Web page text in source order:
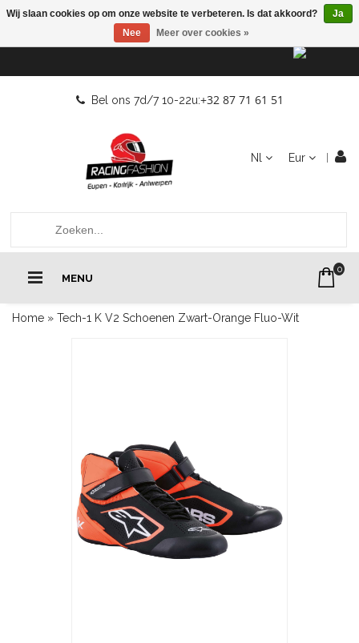
Bel ons 7d/7 10-22u:+32 87 71 61 51
Nl Eur
MENU
0
Home » Tech-1 K V2 Schoenen Zwart-Orange Fluo-Wit
Wij slaan cookies op om onze website te verbeteren. Is dat akkoord?
Ja
Nee
Meer over cookies »